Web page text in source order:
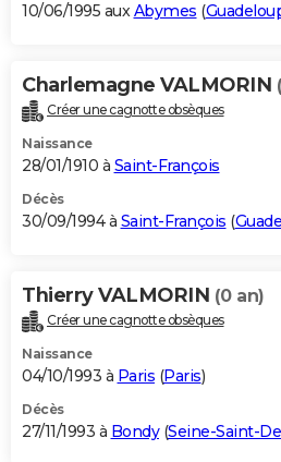
10/06/1995 auxAbymes (
Charlemagne VALMORIN
Créer une cagnotte obsèques
Naissance
28/01/1910 à Saint-François
Décès
30/09/1994 à Saint-François (
Thierry VALMORIN (0 an)
Créer une cagnotte obsèques
Naissance
04/10/1993 à Paris (Paris)
Décès
27/11/1993 à Bondy(Seine-Saint-